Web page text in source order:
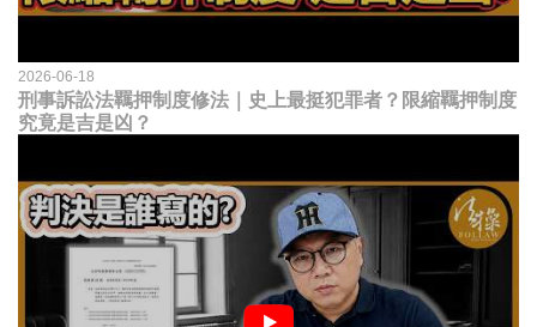
2026-06-18
刑事訴訟法羈押制度修法｜史上最挺犯罪者？限縮羈押制度
究竟是吉是凶？